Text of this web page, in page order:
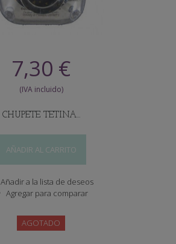
7,30 €
CHUPETE TETINA...
AÑADIR AL CARRITO
Añadir a la lista de deseos
Agregar para comparar
AGOTADO